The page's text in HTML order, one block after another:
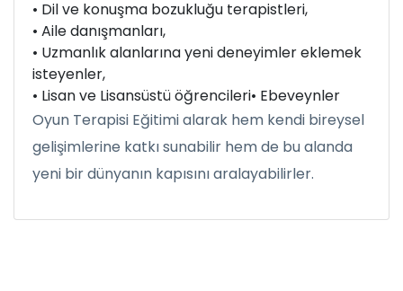
• Dil ve konuşma bozukluğu terapistleri,
• Aile danışmanları,
• Uzmanlık alanlarına yeni deneyimler eklemek
isteyenler,
• Lisan ve Lisansüstü öğrencileri• Ebeveynler
Oyun Terapisi Eğitimi alarak hem kendi bireysel
gelişimlerine katkı sunabilir hem de bu alanda
yeni bir dünyanın kapısını aralayabilirler.